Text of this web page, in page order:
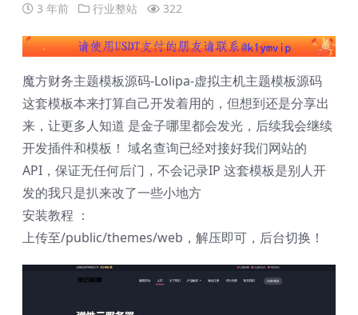
3 年前 行业整站 322
魔方财务主题模板源码-Lolipa-虚拟主机主题模板源码
这套模板本来打算自己开发着用的，但想到还是分享出
来，让更多人知道 是金子哪里都会发光，后续我会继续
开发插件和模板！ 域名查询已经对接好我们网站的
API，保证无任何后门，不会记录IP 这套模板是别人开
发的我只是扒来改了一些小地方
安装教程 ：
上传至/public/themes/web，解压即可，后台切换！